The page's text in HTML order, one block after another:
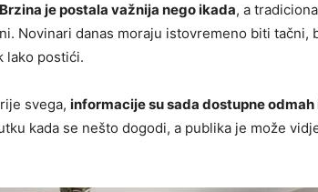
Brzina je postala važnija nego ikada, a
Novinari danas moraju istovremeno biti tačni,
lako postići.
svega, informacije su sada dostupne odmah
kada se nešto dogodi, a publika je može